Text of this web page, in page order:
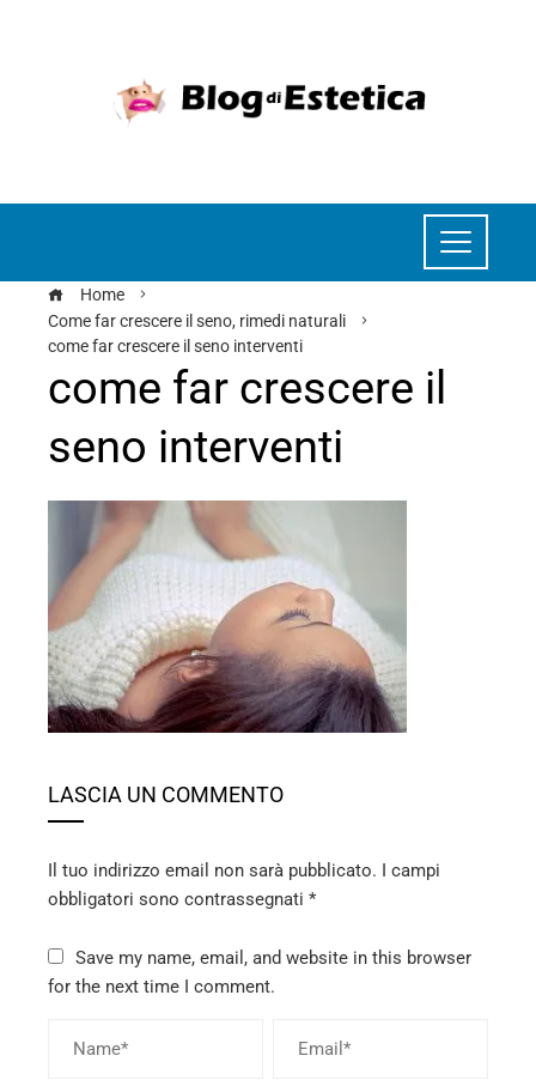
Home
Come far crescere il seno, rimedi naturali
come far crescere il seno interventi
come far crescere il
seno interventi
LASCIA UN COMMENTO
Il tuo indirizzo email non sarà pubblicato. I campi
obbligatori sono contrassegnati *
Save my name, email, and website in this browser
for the next time I comment.